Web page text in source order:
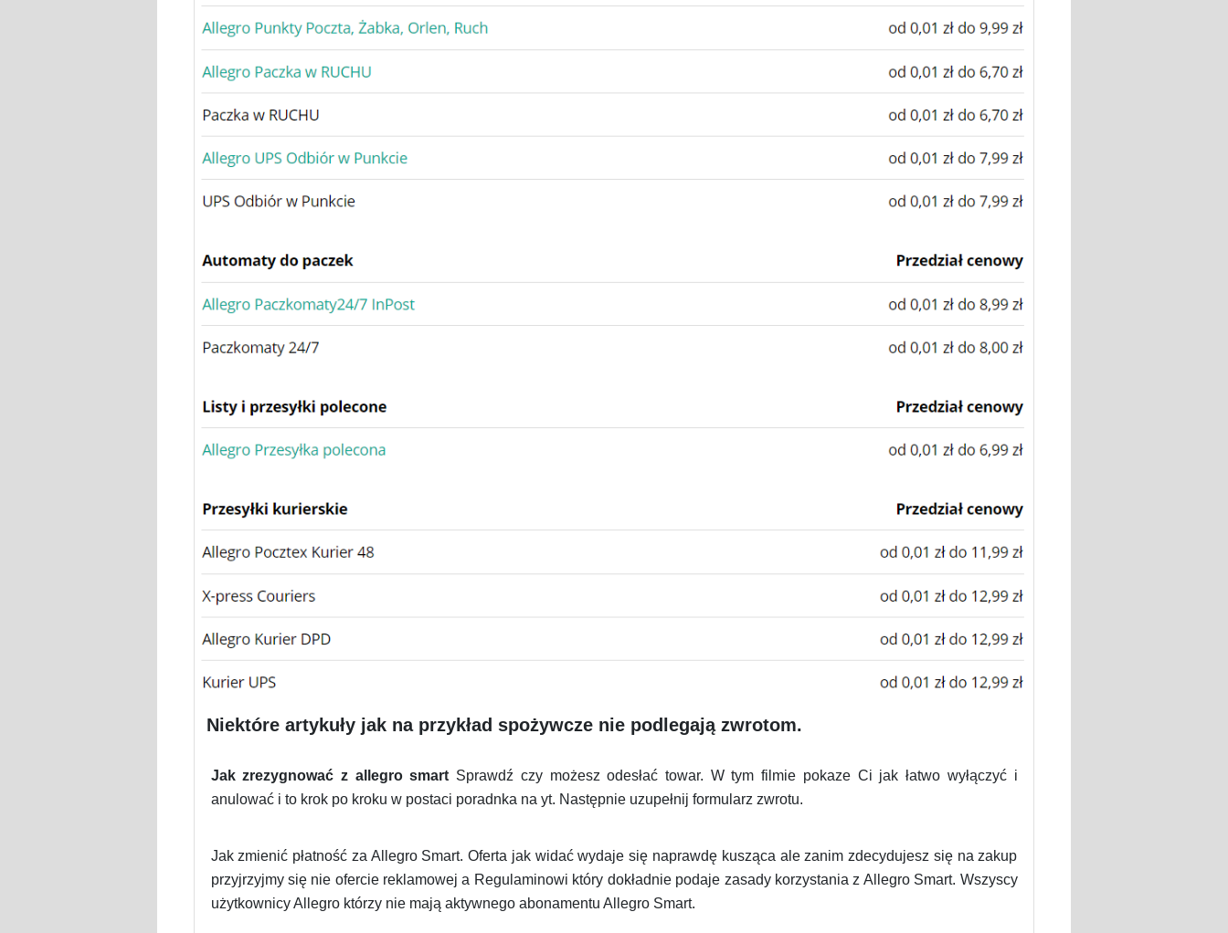
Niektóre artykuły jak na przykład spożywcze nie podlegają zwrotom.
Jak zrezygnować z allegro smartSprawdź czy możesz odesłać towar. W tym filmie pokaze Ci jak łatwo wyłączyć i
anulować i to krok po kroku w postaci poradnka na yt. Następnie uzupełnij formularz zwrotu.
Jak zmienić płatność za Allegro Smart. Oferta jak widać wydaje się naprawdę kusząca ale zanim zdecydujesz się na zakup
przyjrzyjmy się nie ofercie reklamowej a Regulaminowi który dokładnie podaje zasady korzystania z Allegro Smart. Wszyscy
użytkownicy Allegro którzy nie mają aktywnego abonamentu Allegro Smart.